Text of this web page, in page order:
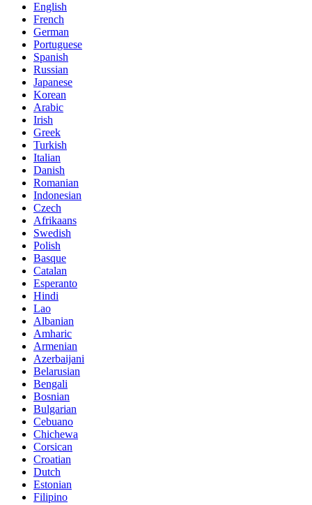
English
French
German
Portuguese
Spanish
Russian
Japanese
Korean
Arabic
Irish
Greek
Turkish
Italian
Danish
Romanian
Indonesian
Czech
Afrikaans
Swedish
Polish
Basque
Catalan
Esperanto
Hindi
Lao
Albanian
Amharic
Armenian
Azerbaijani
Belarusian
Bengali
Bosnian
Bulgarian
Cebuano
Chichewa
Corsican
Croatian
Dutch
Estonian
Filipino